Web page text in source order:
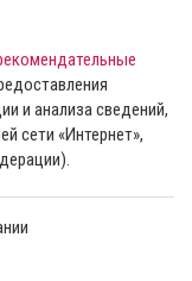
и анализа сведений,
сети «Интернет»,